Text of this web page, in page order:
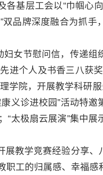
基层工会以“巾帼心
双品牌深度融合为抓手
女节慰问信，传递组
进个人及书香三八获
学院，开展教学科研
义诊进校园”活动特邀
太极扇云展演”集中展
教学竞赛经验分享、
工的归属感、幸福感